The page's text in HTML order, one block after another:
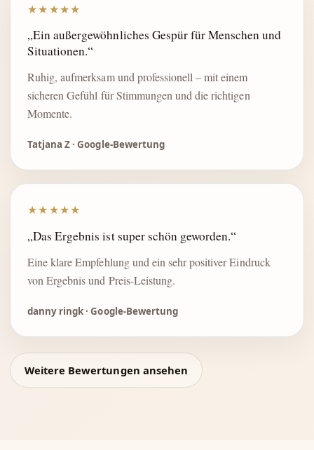
★★★★★
„Ein außergewöhnliches Gespür für Menschen und
Situationen.“
Ruhig, aufmerksam und professionell – mit einem
sicheren Gefühl für Stimmungen und die richtigen
Momente.
Tatjana Z · Google-Bewertung
★★★★★
„Das Ergebnis ist super schön geworden.“
Eine klare Empfehlung und ein sehr positiver Eindruck
von Ergebnis und Preis-Leistung.
danny ringk · Google-Bewertung
Weitere Bewertungen ansehen